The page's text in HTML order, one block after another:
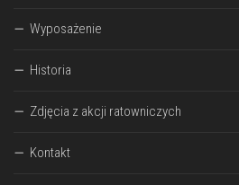
Wyposażenie
Historia
Zdjęcia z akcji ratowniczych
Kontakt